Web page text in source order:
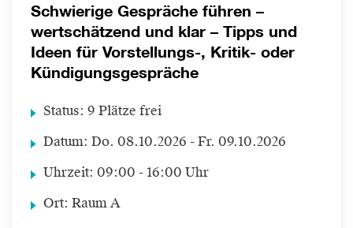
Schwierige Gespräche führen –
wertschätzend und klar – Tipps und
Ideen für Vorstellungs-, Kritik- oder
Kündigungsgespräche
Status: 9 Plätze frei
Datum: Do. 08.10.2026 - Fr. 09.10.2026
Uhrzeit: 09:00 - 16:00 Uhr
Ort: Raum A